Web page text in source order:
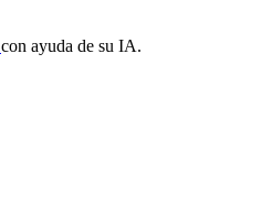
con ayuda de su IA.